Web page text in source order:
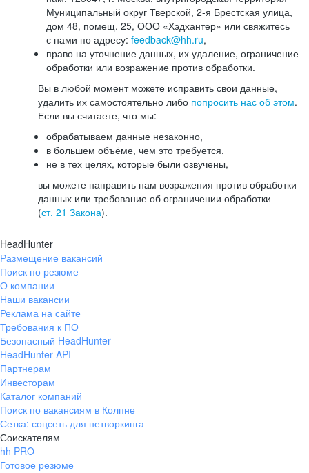
Муниципальный округ Тверской, 2-я Брестская улица,
дом 48, помещ. 25, ООО «Хэдхантер» или свяжитесь
с нами по адресу: feedback@hh.ru,
право на уточнение данных, их удаление, ограничение
обработки или возражение против обработки.
Вы в любой момент можете исправить свои данные,
удалить их самостоятельно либо попросить нас об этом.
Если вы считаете, что мы:
обрабатываем данные незаконно,
в большем объёме, чем это требуется,
не в тех целях, которые были озвучены,
вы можете направить нам возражения против обработки
данных или требование об ограничении обработки
(ст. 21 Закона).
HeadHunter
Размещение вакансий
Поиск по резюме
О компании
Наши вакансии
Реклама на сайте
Требования к ПО
Безопасный HeadHunter
HeadHunter API
Партнерам
Инвесторам
Каталог компаний
Поиск по вакансиям в Колпне
Сетка: соцсеть для нетворкинга
Соискателям
hh PRO
Готовое резюме